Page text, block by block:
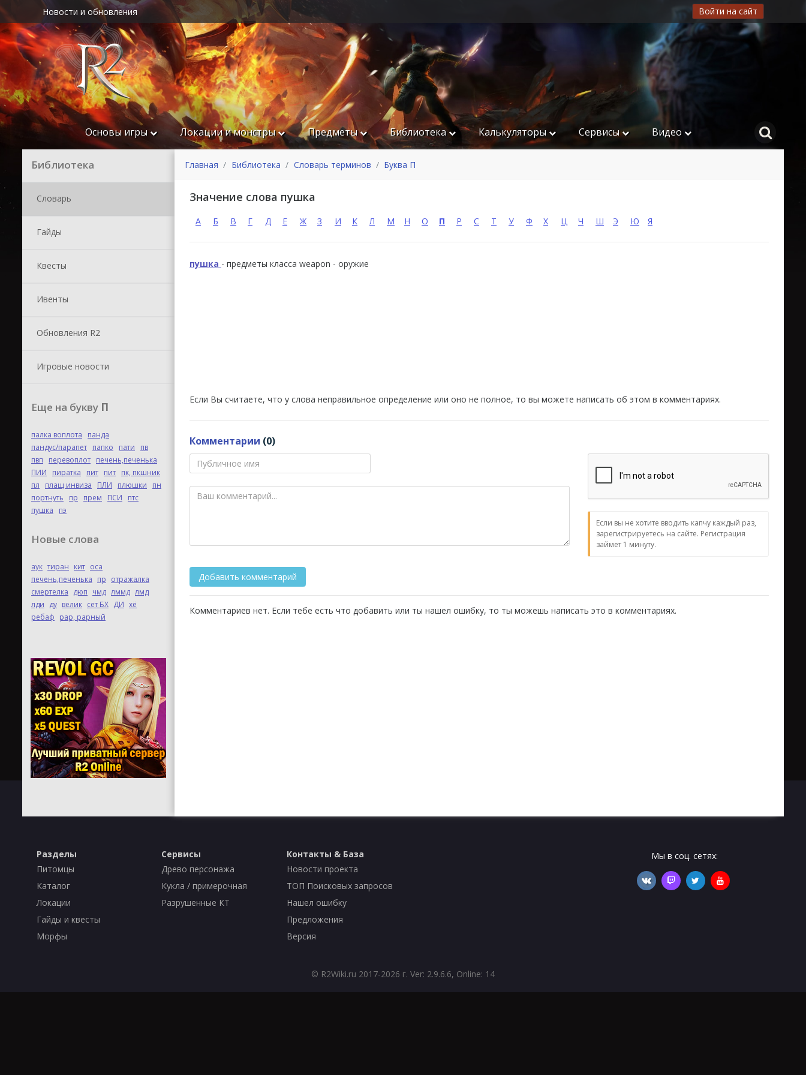
Новости и обновления Войти на сайт
Основы игры Локации и монстры Предметы Библиотека Калькуляторы Сервисы Видео
Библиотека
Словарь
Гайды
Квесты
Ивенты
Обновления R2
Игровые новости
Еще на букву П
палка воплота
панда
пандус/парапет папко пати
пв
пвп
перевоплот печень,печенька
ПИИ
пиратка пит пит пк, пкшник
пл
плащ инвиза ПЛИ плюшки
пн
портнуть
пр прем ПСИ
птс
пушка
пэ
Новые слова
аук тиран кит оса
печень,печенька пр отражалка
смертелка дюп чмд лммд лмд
лди ду велик сет БХ ДИ хё
ребаф рар, рарный
Главная Библиотека Словарь терминов Буква П
Значение слова пушка
А Б В Г Д Е Ж З И К Л М Н О П Р С Т У Ф Х Ц Ч Ш Э Ю Я
пушка - предметы класса weapon - оружие
Если Вы считаете, что у слова неправильное определение или оно не полное, то вы можете написать об этом в комментариях.
Комментарии (0)
Если вы не хотите вводить капчу каждый раз,
зарегистрируетесь на сайте. Регистрация
займет 1 минуту.
Комментариев нет. Если тебе есть что добавить или ты нашел ошибку, то ты можешь написать это в комментариях.
Разделы
Питомцы
Каталог
Локации
Гайды и квесты
Морфы
Сервисы
Древо персонажа
Кукла / примерочная
Разрушенные КТ
Контакты & База
Новости проекта
ТОП Поисковых запросов
Нашел ошибку
Предложения
Версия
Мы в соц. сетях:
© R2Wiki.ru 2017-2026 г. Ver: 2.9.6.6, Online: 14